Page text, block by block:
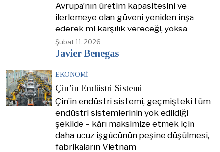
Avrupa’nın üretim kapasitesini ve
ilerlemeye olan güveni yeniden inşa
ederek mi karşılık vereceği, yoksa
Şubat 11, 2026
Javier Benegas
EKONOMI
Çin’in Endüstri Sistemi
Çin’in endüstri sistemi, geçmişteki tüm
endüstri sistemlerinin yok edildiği
şekilde – kârı maksimize etmek için
daha ucuz işgücünün peşine düşülmesi,
fabrikaların Vietnam